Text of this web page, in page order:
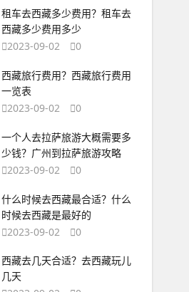
租车去西藏多少费用？租车去
西藏多少费用多少
2023-09-02
0
西藏旅行费用？西藏旅行费用
一览表
2023-09-02
0
一个人去拉萨旅游大概需要多
少钱？广州到拉萨旅游攻略
2023-09-02
0
什么时候去西藏最合适？什么
时候去西藏是最好的
2023-09-02
0
西藏去几天合适？去西藏玩儿
几天